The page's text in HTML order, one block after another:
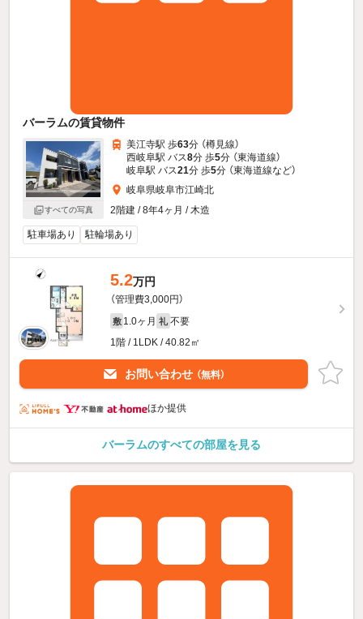
バーラムの賃貸物件
すべての写真
美江寺駅 歩63分 （樽見線）
西岐阜駅 バス8分 歩5分 （東海道線）
岐阜駅 バス21分 歩5分 （東海道線など）
岐阜県岐阜市江崎北
2階建 / 8年4ヶ月 / 木造
駐車場あり 駐輪場あり
5.2万円
（管理費3,000円）
敷 1.0ヶ月 礼 不要
1階 / 1LDK / 40.82㎡
お問い合わせ （無料）
ほか提供
バーラムのすべての部屋を見る